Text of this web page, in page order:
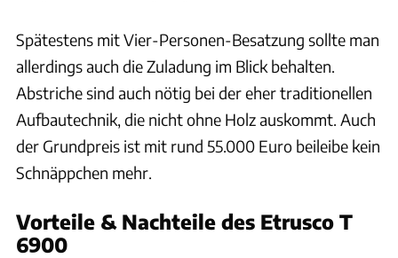
Spätestens mit Vier-Personen-Besatzung sollte man
allerdings auch die Zuladung im Blick behalten.
Abstriche sind auch nötig bei der eher traditionellen
Aufbautechnik, die nicht ohne Holz auskommt. Auch
der Grundpreis ist mit rund 55.000 Euro beileibe kein
Schnäppchen mehr.
Vorteile & Nachteile des Etrusco T
6900